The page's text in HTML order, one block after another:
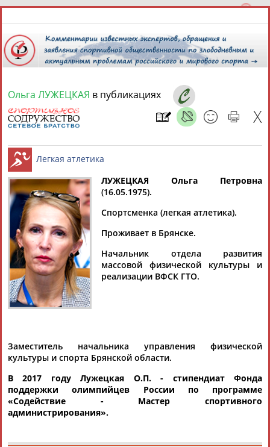
9 августа 2026 года,
СПОРТСМЕНЫ, ТРЕНЕРЫ И СПЕЦИАЛИСТЫ
Найдено: 13181персон Расширенный поиск
Аслаудин
АБАЕВ
Елена
АБАИМОВА
Мария
АБАКУМОВА
Юлия
АБАЛАКИНА
Флюра
АББАТЕ-
БУЛАТОВА
Татьяна
АББЯСОВА
Акжана
АБДИКАРИМОВА
Артур
АБДРАХМАНОВ
Ольга ЛУЖЕЦКАЯ в публикациях
Легкая атлетика
ЛУЖЕЦКАЯ Ольга Петровна
(16.05.1975).
Спортсменка (легкая атлетика).
Проживает в Брянске.
Начальник отдела развития
массовой физической культуры и
реализации ВФСК ГТО.
Заместитель начальника управления физической
культуры и спорта Брянской области.
В 2017 году Лужецкая О.П. - стипендиат Фонда
поддержки олимпийцев России по программе
«Содействие - Мастер спортивного
администрирования».